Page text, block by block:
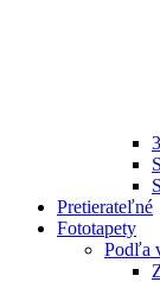
Pretierateľné
Fototapety
Podľa